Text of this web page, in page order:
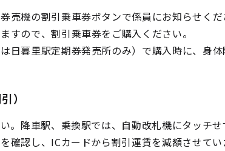
売機の割引乗車券ボタンで係員にお知らせくだ
すので、割引乗車券をご購入ください。
日暮里駅定期券発売所のみ）で購入時に、身体
）
。降車駅、乗換駅では、自動改札機にタッチせ
確認し、ICカードから割引運賃を減額させてい